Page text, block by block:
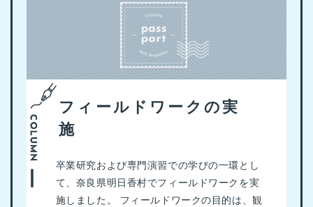
フィールドワークの実
施
卒業研究および専門演習での学びの一環とし
て、奈良県明日香村でフィールドワークを実
施しました。 フィールドワークの目的は、観